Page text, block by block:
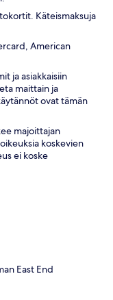
Käteismaksuja
American
ja asiakkaisiin
maittain ja
ovat tämän
majoittajan
koskevien
ei koske
East End